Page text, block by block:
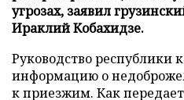
угрозах, заявил
Ираклий Кобахидзе.
Руководство республики
информацию о
к приезжим. Как передает